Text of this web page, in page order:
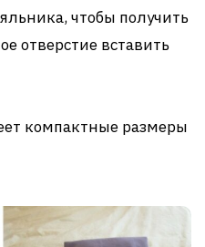
чтобы получить
отверстие вставить
компактные размеры